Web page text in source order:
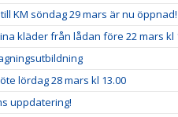
KM söndag 29 mars är nu öppnad!
kläder från lådan före 22 mars kl
lördag 28 mars kl 13.00
uppdatering!